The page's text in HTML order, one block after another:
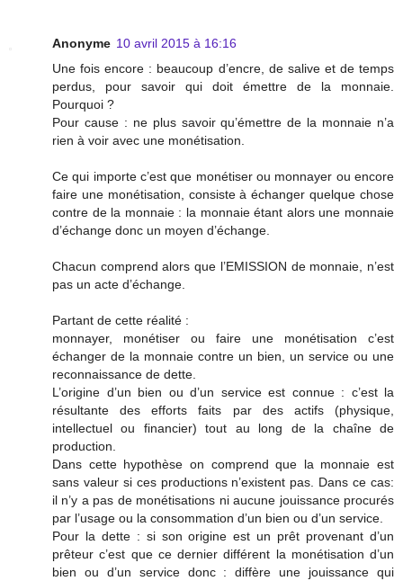
Anonyme 10 avril 2015 à 16:16
Une fois encore : beaucoup d’encre, de salive et de temps
perdus, pour savoir qui doit émettre de la monnaie.
Pourquoi ?
Pour cause : ne plus savoir qu’émettre de la monnaie n’a
rien à voir avec une monétisation.
Ce qui importe c’est que monétiser ou monnayer ou encore
faire une monétisation, consiste à échanger quelque chose
contre de la monnaie : la monnaie étant alors une monnaie
d’échange donc un moyen d’échange.
Chacun comprend alors que l’EMISSION de monnaie, n’est
pas un acte d’échange.
Partant de cette réalité :
monnayer, monétiser ou faire une monétisation c’est
échanger de la monnaie contre un bien, un service ou une
reconnaissance de dette.
L’origine d’un bien ou d’un service est connue : c’est la
résultante des efforts faits par des actifs (physique,
intellectuel ou financier) tout au long de la chaîne de
production.
Dans cette hypothèse on comprend que la monnaie est
sans valeur si ces productions n’existent pas. Dans ce cas:
il n’y a pas de monétisations ni aucune jouissance procurés
par l’usage ou la consommation d’un bien ou d’un service.
Pour la dette : si son origine est un prêt provenant d’un
prêteur c’est que ce dernier différent la monétisation d’un
bien ou d’un service donc : diffère une jouissance qui